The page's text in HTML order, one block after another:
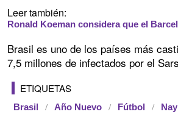
Leer también:
Ronald Koeman considera que el
Brasil es uno de los países más
7,5 millones de infectados por el
ETIQUETAS
Brasil Año Nuevo Fútbol